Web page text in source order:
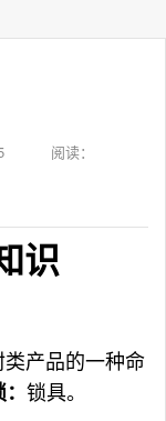
阅读：
识
产品的一种命
锁具。